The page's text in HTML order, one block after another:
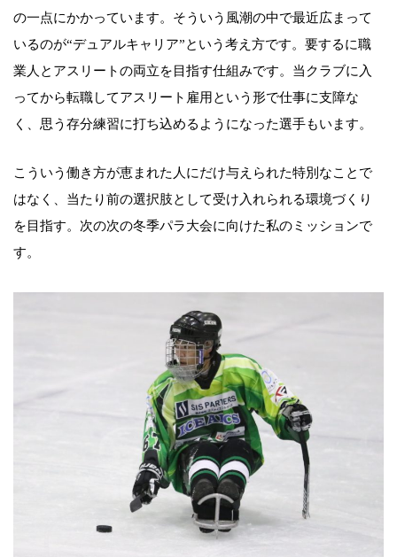
の一点にかかっています。そういう風潮の中で最近広まって
いるのが“デュアルキャリア”という考え方です。要するに職
業人とアスリートの両立を目指す仕組みです。当クラブに入
ってから転職してアスリート雇用という形で仕事に支障な
く、思う存分練習に打ち込めるようになった選手もいます。
こういう働き方が恵まれた人にだけ与えられた特別なことで
はなく、当たり前の選択肢として受け入れられる環境づくり
を目指す。次の次の冬季パラ大会に向けた私のミッションで
す。